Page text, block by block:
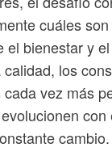
cuáles
el bienestar y
los
vez más
con
cambio.